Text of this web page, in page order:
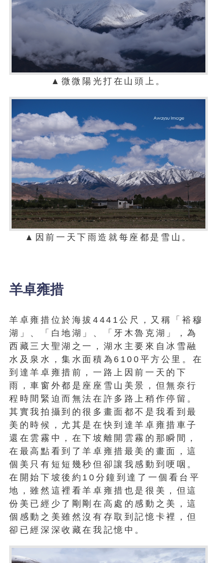
▲微微陽光打在山頭上。
▲因前一天下雨造就每座都是雪山。
羊卓雍措
羊卓雍措位於海拔4441公尺，又稱「裕穆
湖」、「白地湖」、「牙木魯克湖」，為
西藏三大聖湖之一，湖水主要來自冰雪融
水及泉水，集水面積為6100平方公里。在
到達羊卓雍措前，一路上因前一天的下
雨，車窗外都是座座雪山美景，但無奈行
程時間緊迫而無法在許多路上稍作停留。
其實我拍攝到的很多畫面都不是我看到最
美的時候，尤其是在快到達羊卓雍措車子
還在雲霧中，在下坡離開雲霧的那瞬間，
在最高點看到了羊卓雍措最美的畫面，這
個美只有短短幾秒但卻讓我感動到哽咽。
在開始下坡後約10分鐘到達了一個看台平
地，雖然這裡看羊卓雍措也是很美，但這
份美已經少了剛剛在高處的感動之美，這
個感動之美雖然沒有存取到記憶卡裡，但
卻已經深深收藏在我記憶中。